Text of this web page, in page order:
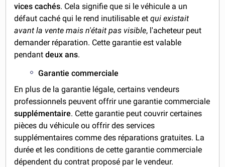
vices cachés. Cela signifie que si le véhicule a un
défaut caché qui le rend inutilisable etqui existait
avant la vente mais n'était pas visible, l'acheteur peut
demander réparation. Cette garantie est valable
pendantdeux ans.
Garantie commerciale
En plus de la garantie légale, certains vendeurs
professionnels peuvent offrir une garantie commerciale
supplémentaire. Cette garantie peut couvrir certaines
pièces du véhicule ou offrir des services
supplémentaires comme des réparations gratuites. La
durée et les conditions de cette garantie commerciale
dépendent du contrat proposé par le vendeur.